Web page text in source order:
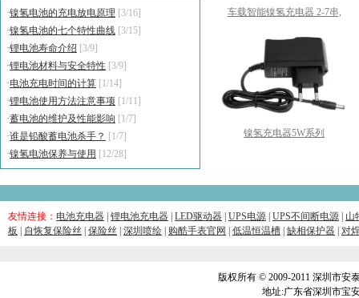
·镍氢电池的充电放电原理 [3/16]
·镍氢电池的七个特性曲线 [3/15]
·锂电池寿命介绍 [3/9]
·锂电池材料与安全特性 [3/9]
·电池充电时间的计算 [1/14]
·锂电池使用方法注意事项 [1/11]
·蓄电池的维护及性能影响 [1/7]
·谁是铅酸蓄电池杀手？ [1/7]
·镍氢电池保养与使用 [12/28]
车载智能镍氢充电器 2-7串,
镍氢充电器5W系列
友情连接： 电池充电器 锂电池充电器 LED驱动器 UPS电源 UPS不间断电源
山
板
自恢复保险丝 保险丝 深圳喷绘 购酷手表官网 低温恒温槽 缺相保护器 对
版权所有 © 2009-2011 深圳市安
地址:广东省深圳市宝